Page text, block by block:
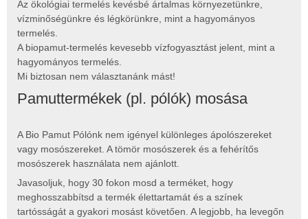
Az ökológiai termelés kevésbé ártalmas környezetünkre,
vízminőségünkre és légkörünkre, mint a hagyományos
termelés.
A biopamut-termelés kevesebb vízfogyasztást jelent, mint a
hagyományos termelés.
Mi biztosan nem választanánk mást!
Pamuttermékek (pl. pólók) mosása
A Bio Pamut Pólónk nem igényel különleges ápolószereket
vagy mosószereket. A tömör mosószerek és a fehérítős
mosószerek használata nem ajánlott.
Javasoljuk, hogy 30 fokon mosd a terméket, hogy
meghosszabbítsd a termék élettartamát és a színek
tartósságát a gyakori mosást követően. A legjobb, ha levegőn